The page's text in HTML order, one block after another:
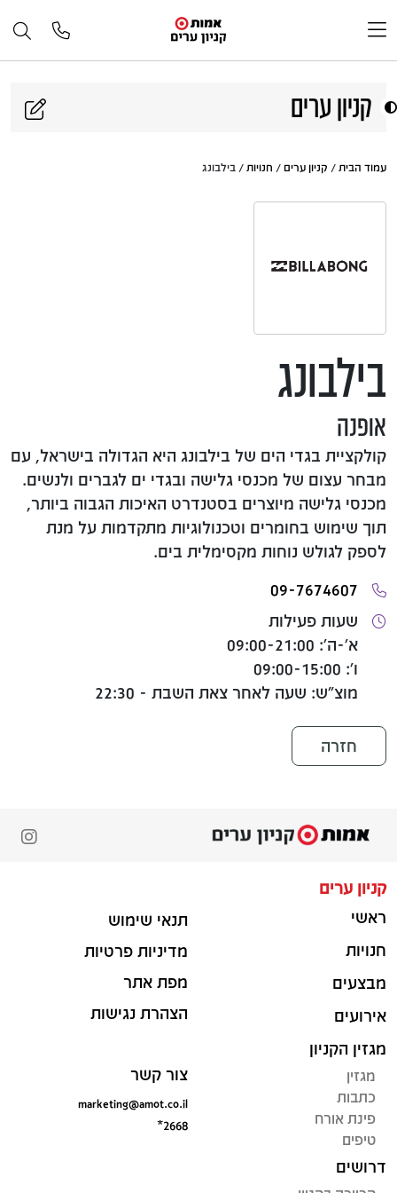
קניון ערים
עמוד הבית / קניון ערים / חנויות / בילבונג
בילבונג
אופנה
קולקציית בגדי הים של בילבונג היא הגדולה בישראל, עם
מבחר עצום של מכנסי גלישה ובגדי ים לגברים ולנשים.
מכנסי גלישה מיוצרים בסטנדרט האיכות הגבוה ביותר,
תוך שימוש בחומרים וטכנולוגיות מתקדמות על מנת
לספק לגולש נוחות מקסימלית בים.
09-7674607
שעות פעילות
א'-ה': 09:00-21:00
ו': 09:00-15:00
מוצ"ש: שעה לאחר צאת השבת - 22:30
חזרה
קניון ערים
ראשי
חנויות
מבצעים
אירועים
מגזין הקניון
מגזין
כתבות
פינת אורח
טיפים
דרושים
תנאי שימוש
מדיניות פרטיות
מפת אתר
הצהרת נגישות
צור קשר
marketing@amot.co.il
*2668